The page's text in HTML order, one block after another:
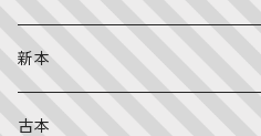
英語
英語の絵本
写真絵本
伝統文化・技法
日記・手帳
CD
新本
古本